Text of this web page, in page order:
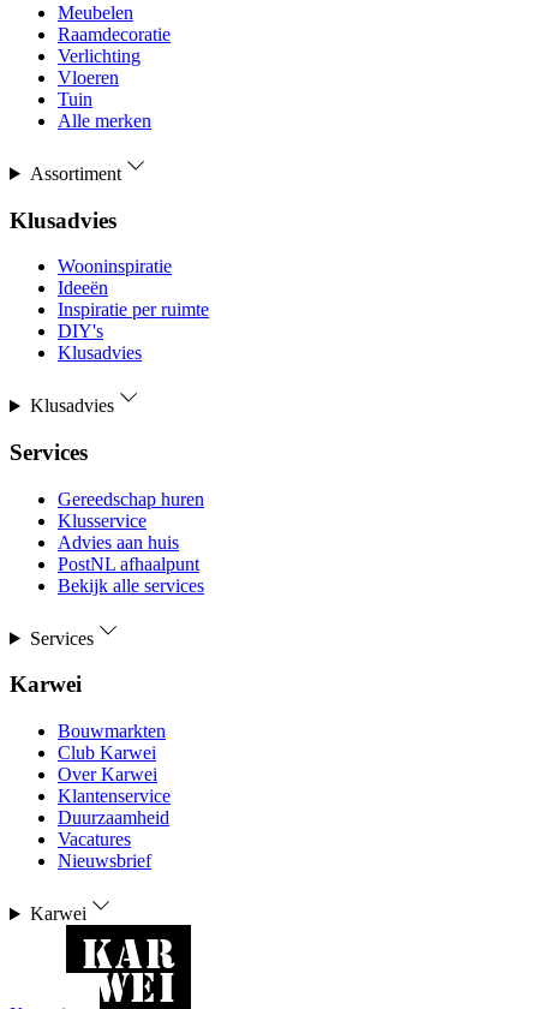
Meubelen
Raamdecoratie
Verlichting
Vloeren
Tuin
Alle merken
Assortiment
Klusadvies
Wooninspiratie
Ideeën
Inspiratie per ruimte
DIY's
Klusadvies
Klusadvies
Services
Gereedschap huren
Klusservice
Advies aan huis
PostNL afhaalpunt
Bekijk alle services
Services
Karwei
Bouwmarkten
Club Karwei
Over Karwei
Klantenservice
Duurzaamheid
Vacatures
Nieuwsbrief
Karwei